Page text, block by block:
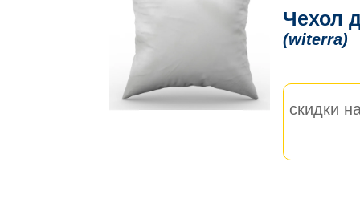
Чехол
(witerra)
скидки